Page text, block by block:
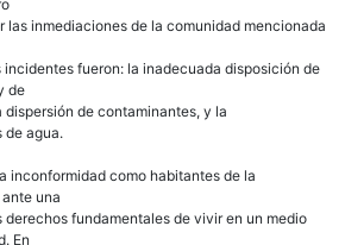
las inmediaciones de la comunidad mencionada
fueron: la inadecuada disposición de
de
de contaminantes, y la
de agua.
inconformidad como habitantes de la
una
derechos fundamentales de vivir en un medio
En